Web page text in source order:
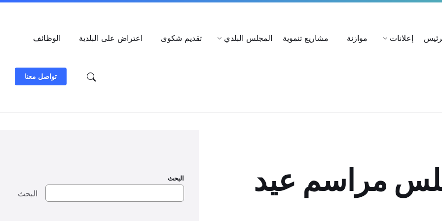
إعلانات موازنة مشاريع تنموية المجلس البلدي تقديم شكوى اعتراض على البلدية
الوظائف
تواصل معنا
مراسم عيد
البحث
البحث